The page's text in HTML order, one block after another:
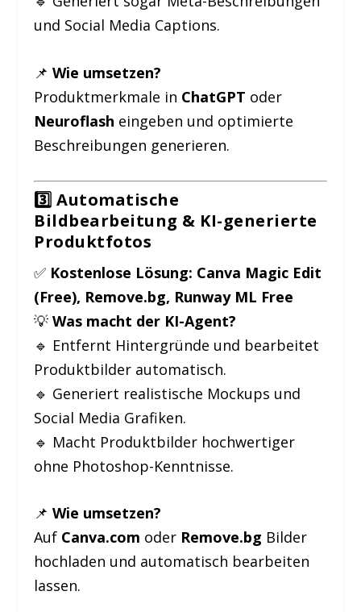
und Social Media Captions.
📌Wie umsetzen?
Produktmerkmale in ChatGPT oder
Neuroflash eingeben und optimierte
Beschreibungen generieren.
3️⃣ Automatische
Bildbearbeitung & KI-generierte
Produktfotos
✅ Kostenlose Lösung: Canva Magic Edit
(Free), Remove.bg, Runway ML Free
💡Was macht der KI-Agent?
🔹 Entfernt Hintergründe und bearbeitet
Produktbilder automatisch.
🔹 Generiert realistische Mockups und
Social Media Grafiken.
🔹 Macht Produktbilder hochwertiger
ohne Photoshop-Kenntnisse.
📌Wie umsetzen?
Auf Canva.com oder Remove.bg Bilder
hochladen und automatisch bearbeiten
lassen.